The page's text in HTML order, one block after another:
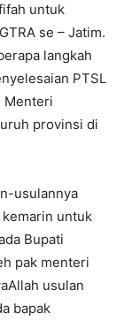
untuk
se – Jatim.
langkah
PTSL
Menteri
provinsi di
usulannya
untuk
Bupati
pak menteri
usulan
bapak